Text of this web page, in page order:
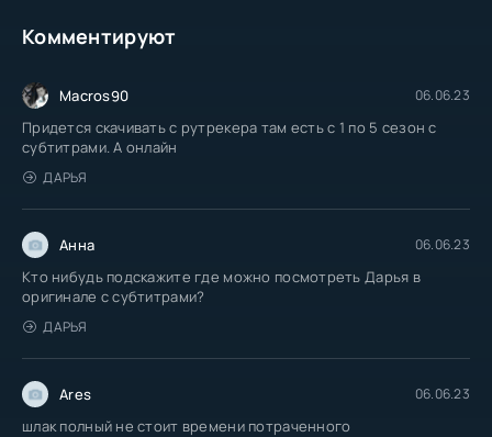
Комментируют
Macros90 06.06.23
Придется скачивать с рутрекера там есть с 1 по 5 сезон с
субтитрами. А онлайн
ДАРЬЯ
Анна 06.06.23
Кто нибудь подскажите где можно посмотреть Дарья в
оригинале с субтитрами?
ДАРЬЯ
Ares 06.06.23
шлак полный не стоит времени потраченного